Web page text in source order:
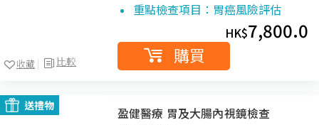
比較
收藏
重點檢查項目：胃癌風險評估
HK$7,800.0
購買
送禮物 盈健醫療 胃及大腸內視鏡檢查